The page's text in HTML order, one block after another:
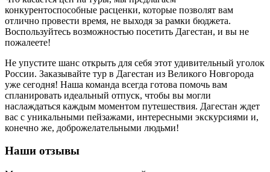
конкурентоспособные расценки, которые позволят вам
отлично провести время, не выходя за рамки бюджета.
Воспользуйтесь возможностью посетить Дагестан, и вы не
пожалеете!
Не упустите шанс открыть для себя этот удивительный уголок
России. Заказывайте тур в Дагестан из Великого Новгорода
уже сегодня! Наша команда всегда готова помочь вам
спланировать идеальный отпуск, чтобы вы могли
наслаждаться каждым моментом путешествия. Дагестан ждет
вас с уникальными пейзажами, интересными экскурсиями и,
конечно же, доброжелательными людьми!
Наши отзывы